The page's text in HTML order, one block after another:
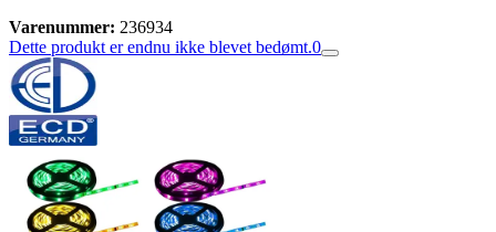
Varenummer: 236934
Dette produkt er endnu ikke blevet bedømt.0